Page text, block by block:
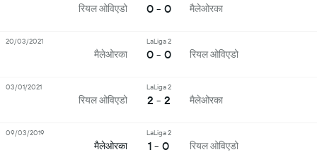
रियल ओविएडो 0 - 0 मैलेओरका
मैलेओरका
LaLiga 2
0 - 0 रियल ओविएडो
20/03/2021
रियल ओविएडो
LaLiga 2
2 - 2 मैलेओरका
03/01/2021
मैलेओरका
LaLiga 2
1 - 0 रियल ओविएडो
09/03/2019